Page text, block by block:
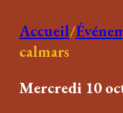
Accueil/
calmars
Mercredi 10